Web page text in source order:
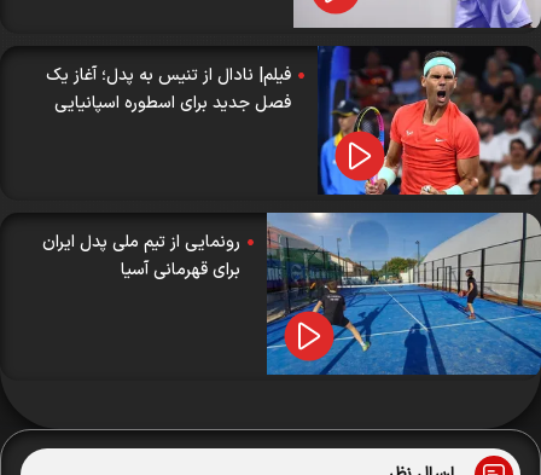
فیلم| نادال از تنیس به پدل؛ آغاز یک
فصل جدید برای اسطوره اسپانیایی
رونمایی از تیم ملی پدل ایران
برای قهرمانی آسیا